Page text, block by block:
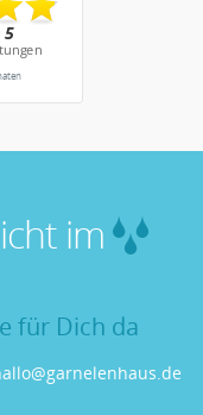
im
für Dich da